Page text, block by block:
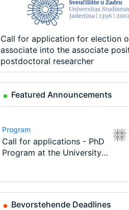
Call for application for election
associate into the associate
postdoctoral researcher
Featured Announcements
Conference
Modern Difference-in-
Differences: New Problems,
Program
Call for applications - PhD
Program at the University
Program
TEaM – Two year Master's
programme in Tourism
Conference
48th RSEP International
Conference on Economics,
Course
Oxford University
Economics Summer School
Job
Economic Analyst – Tax
Modelling
Bevorstehende Deadlines